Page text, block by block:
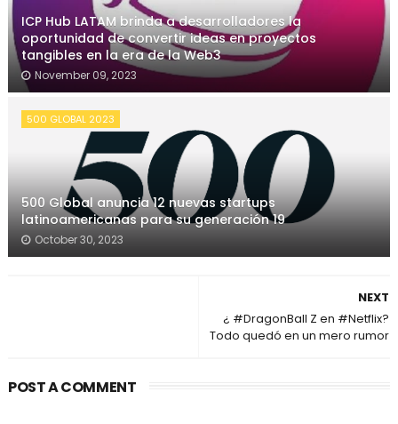
ICP Hub LATAM brinda a desarrolladores la
oportunidad de convertir ideas en proyectos
tangibles en la era de la Web3
November 09, 2023
500 GLOBAL 2023
500 Global anuncia 12 nuevas startups
latinoamericanas para su generación 19
October 30, 2023
NEXT
¿ #DragonBall Z en #Netflix?
Todo quedó en un mero rumor
POST A COMMENT